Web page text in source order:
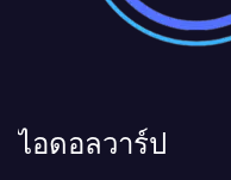
ไอดอลวาร์ป